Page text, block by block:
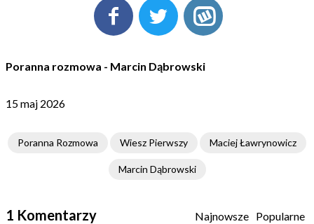
Poranna rozmowa - Marcin Dąbrowski
15 maj 2026
Poranna Rozmowa Wiesz Pierwszy Maciej Ławrynowicz
Marcin Dąbrowski
1 Komentarzy Popularne
Najnowsze